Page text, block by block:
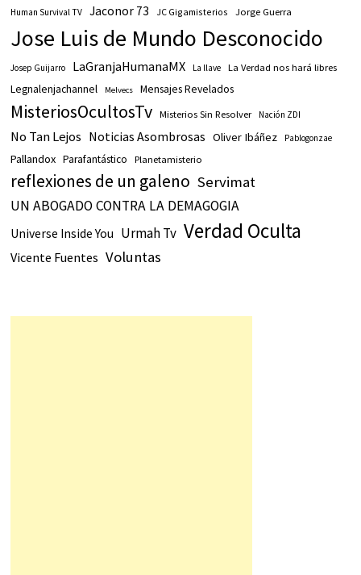
Human Survival TV Jaconor 73 JC Gigamisterios Jorge Guerra
Jose Luis de Mundo Desconocido
Josep Guijarro LaGranjaHumanaMX La llave La Verdad nos hará libres
Legnalenjachannel Melvecs Mensajes Revelados
MisteriosOcultosTv Misterios Sin Resolver Nación ZDI
No Tan Lejos Noticias Asombrosas Oliver Ibáñez Pablogonzae
Pallandox Parafantástico Planetamisterio
reflexiones de un galeno Servimat
UN ABOGADO CONTRA LA DEMAGOGIA
Universe Inside You Urmah Tv Verdad Oculta
Vicente Fuentes Voluntas